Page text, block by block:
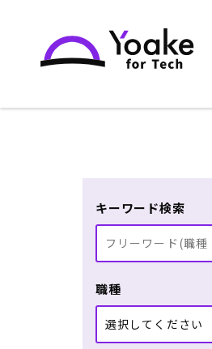
キーワード検索
職種
選択してください